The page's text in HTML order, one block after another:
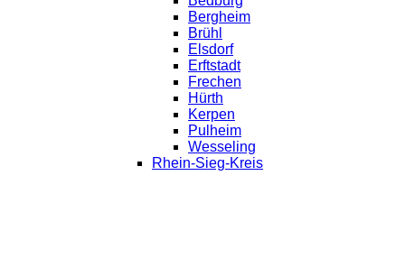
Bergheim
Brühl
Elsdorf
Erftstadt
Frechen
Hürth
Kerpen
Pulheim
Wesseling
Rhein-Sieg-Kreis